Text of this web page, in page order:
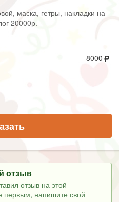
маска, гетры, накладки на
20000р.
8000
отзыв
отзыв на этой
первым, напишите свой